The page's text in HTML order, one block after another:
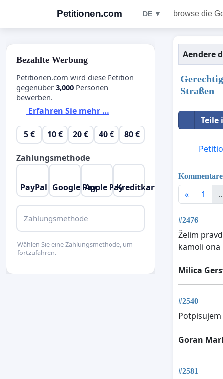
Petitionen.com DE ▼ browse die
Aendere
Straßen
Teile
Kommentare
« 1 ...
#2476
Želim
kamoli ona
Milica
#2540
Goran
#2581
Bezahlte Werbung
Petitionen.com wird diese Petition
gegenüber 3,000 Personen
bewerben.
Erfahren Sie mehr …
5 € 10 € 20 € 40 € 80 €
Zahlungsmethode
PayPal Google PayApple PayKreditkarte
Zahlungsmethode
Wählen Sie eine Zahlungsmethode, um
fortzufahren.